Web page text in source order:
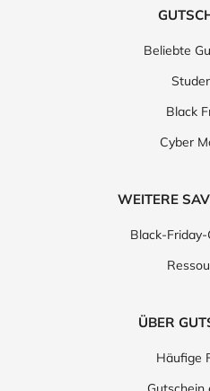
Beliebte
Black
Cyber
WEITERE
Black-
ÜBER
Häufige